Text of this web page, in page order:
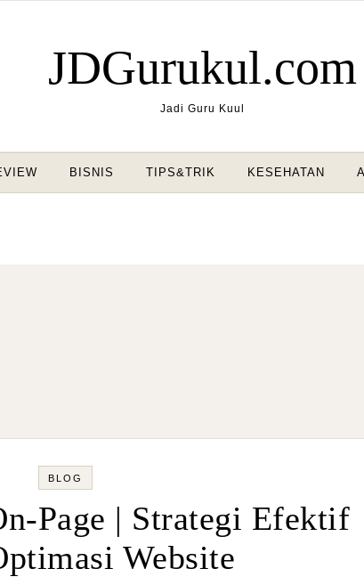
JDGurukul.com
Jadi Guru Kuul
BISNIS TIPS&TRIK KESEHATAN
BLOG
Page | Strategi Efektif
Website